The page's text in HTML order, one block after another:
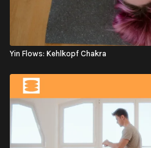
Yin Flows: Kehlkopf Chakra